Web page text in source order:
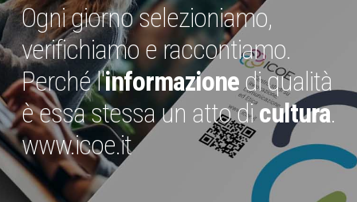
Ogni giorno selezioniamo,
verifichiamo e raccontiamo.
Perché l'informazionedi qualità
è essa stessa un atto dicultura.
www.icoe.it